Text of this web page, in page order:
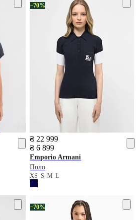
−70%
₴ 22 999
₴ 6 899
Emporio Armani
Поло
XSSML
−70%